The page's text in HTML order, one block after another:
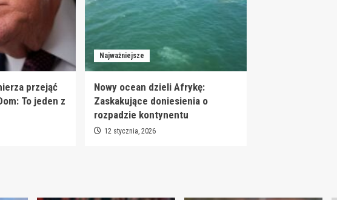
przejąć
To jeden z
Najważniejsze
Nowy ocean dzieli Afrykę:
Zaskakujące doniesienia o
rozpadzie kontynentu
12 stycznia, 2026